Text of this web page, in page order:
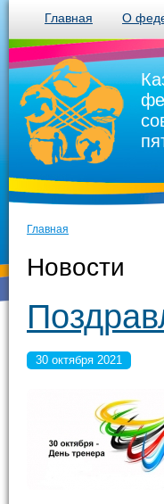
Главная О
Главная
Новости
30 октября 2021